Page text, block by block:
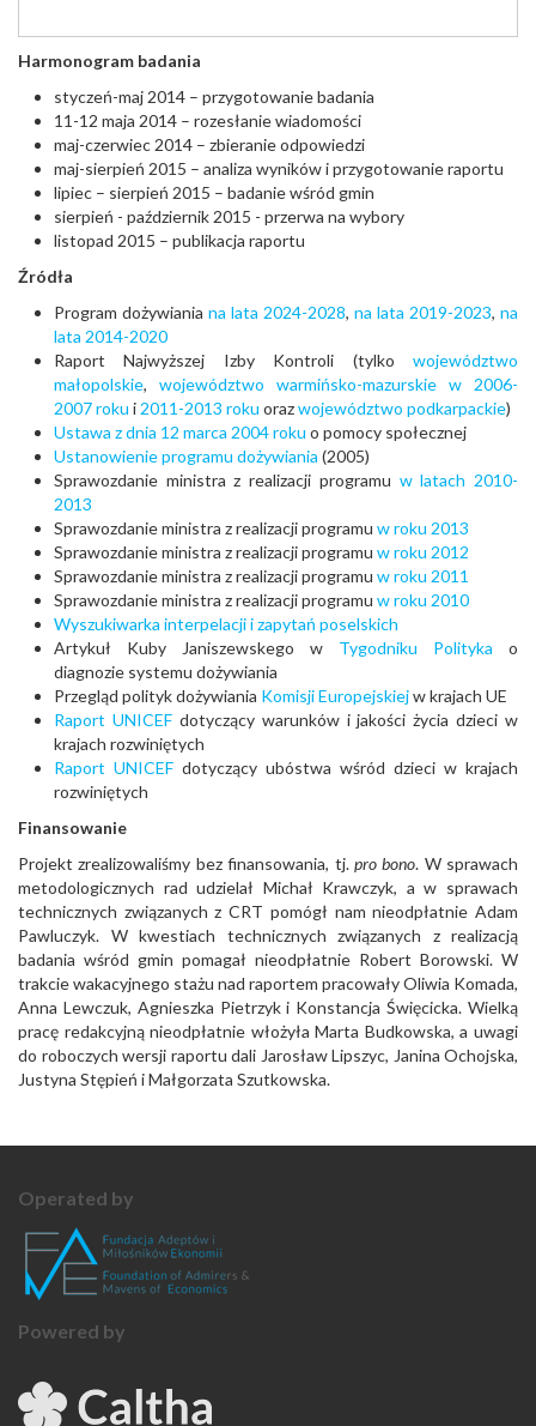
Harmonogram badania
styczeń-maj 2014 – przygotowanie badania
11-12 maja 2014 – rozesłanie wiadomości
maj-czerwiec 2014 – zbieranie odpowiedzi
maj-sierpień 2015 – analiza wyników i przygotowanie raportu
lipiec – sierpień 2015 – badanie wśród gmin
sierpień - październik 2015 - przerwa na wybory
listopad 2015 – publikacja raportu
Źródła
Program dożywiania na lata 2024-2028, na lata 2019-2023, na
lata 2014-2020
Raport Najwyższej Izby Kontroli (tylko województwo
małopolskie, województwo warmińsko-mazurskie w 2006-
2007 roku i 2011-2013 roku orazwojewództwo podkarpackie)
Ustawa z dnia 12 marca 2004 roku o pomocy społecznej
Ustanowienie programu dożywiania (2005)
Sprawozdanie ministra z realizacji programu w latach 2010-
2013
Sprawozdanie ministra z realizacji programu w roku 2013
Sprawozdanie ministra z realizacji programu w roku 2012
Sprawozdanie ministra z realizacji programu w roku 2011
Sprawozdanie ministra z realizacji programu w roku 2010
Wyszukiwarka interpelacji i zapytań poselskich
Artykuł Kuby Janiszewskego w Tygodniku Polityka o
diagnozie systemu dożywiania
Przegląd polityk dożywiania Komisji Europejskiejw krajach UE
Raport UNICEF dotyczący warunków i jakości życia dzieci w
krajach rozwiniętych
Raport UNICEF dotyczący ubóstwa wśród dzieci w krajach
rozwiniętych
Finansowanie
Projekt zrealizowaliśmy bez finansowania, tj. pro bono. W sprawach
metodologicznych rad udzielał Michał Krawczyk, a w sprawach
technicznych związanych z CRT pomógł nam nieodpłatnie Adam
Pawluczyk. W kwestiach technicznych związanych z realizacją
badania wśród gmin pomagał nieodpłatnie Robert Borowski. W
trakcie wakacyjnego stażu nad raportem pracowały Oliwia Komada,
Anna Lewczuk, Agnieszka Pietrzyk i Konstancja Święcicka. Wielką
pracę redakcyjną nieodpłatnie włożyła Marta Budkowska, a uwagi
do roboczych wersji raportu dali Jarosław Lipszyc, Janina Ochojska,
Justyna Stępień i Małgorzata Szutkowska.
Operated by
Powered by